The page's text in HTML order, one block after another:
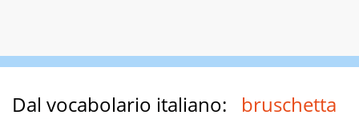
Dal vocabolario italiano: bruschetta